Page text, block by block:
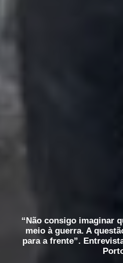
“Não consigo imaginar
meio à guerra. A
para a frente”.